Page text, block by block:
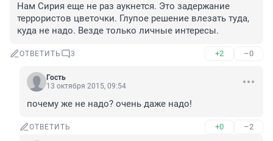
Нам Сирия еще не раз аукнется. Это задержание
террористов цветочки. Глупое решение влезать туда,
куда не надо. Везде только личные интересы.
ОТВЕТИТЬ 3 +2 –0
Гость
13 октября 2015, 09:54
почему же не надо? очень даже надо!
ОТВЕТИТЬ +0 –2